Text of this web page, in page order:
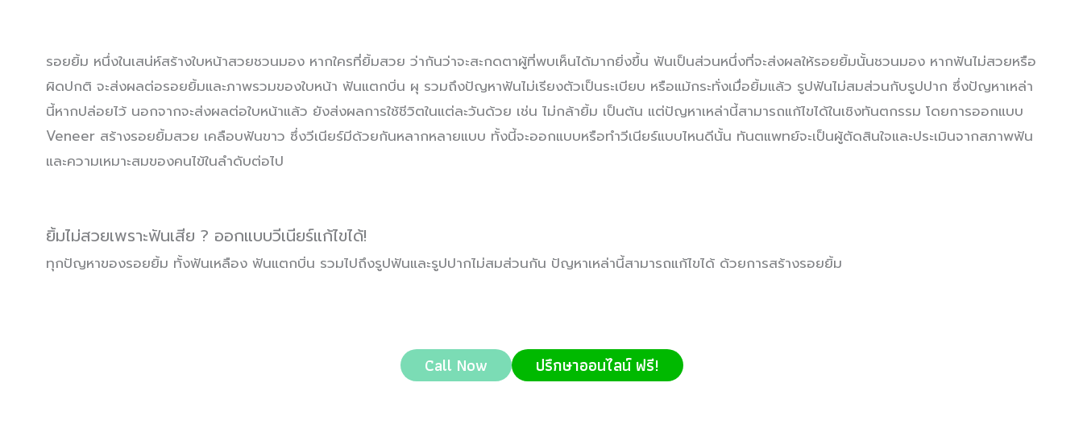
รอยยิ้ม หนึ่งในเสน่ห์สร้างใบหน้าสวยชวนมอง หากใครที่ยิ้มสวย ว่ากันว่าจะสะกดตาผู้ที่พบเห็นได้มากยิ่งขึ้น ฟันเป็นส่วนหนึ่งที่จะส่งผลให้รอยยิ้มนั้นชวนมอง หากฟันไม่สวยหรือ
ผิดปกติ จะส่งผลต่อรอยยิ้มและภาพรวมของใบหน้า ฟันแตกบิ่น ผุ รวมถึงปัญหาฟันไม่เรียงตัวเป็นระเบียบ หรือแม้กระทั่งเมื่อยิ้มแล้ว รูปฟันไม่สมส่วนกับรูปปาก ซึ่งปัญหาเหล่า
นี้หากปล่อยไว้ นอกจากจะส่งผลต่อใบหน้าแล้ว ยังส่งผลการใช้ชีวิตในแต่ละวันด้วย เช่น ไม่กล้ายิ้ม เป็นต้น แต่ปัญหาเหล่านี้สามารถแก้ไขได้ในเชิงทันตกรรม โดยการออกแบบ
Veneer สร้างรอยยิ้มสวย เคลือบฟันขาว ซึ่งวีเนียร์มีด้วยกันหลากหลายแบบ ทั้งนี้จะออกแบบหรือทำวีเนียร์แบบไหนดีนั้น ทันตแพทย์จะเป็นผู้ตัดสินใจและประเมินจากสภาพฟัน
และความเหมาะสมของคนไข้ในลำดับต่อไป
ยิ้มไม่สวยเพราะฟันเสีย ? ออกแบบวีเนียร์แก้ไขได้!
ทุกปัญหาของรอยยิ้ม ทั้งฟันเหลือง ฟันแตกบิ่น รวมไปถึงรูปฟันและรูปปากไม่สมส่วนกัน ปัญหาเหล่านี้สามารถแก้ไขได้ ด้วยการสร้างรอยยิ้ม
Call Now ปรึกษาออนไลน์ ฟรี!